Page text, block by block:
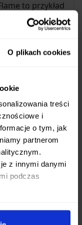
O plikach cookies
treści
i
o tym, jak
partnerom
z innymi danymi
podczas
to przykład
wykonany z
, znanej ze
Mai nie tylko
odporność na
Twardość na
kolorze.